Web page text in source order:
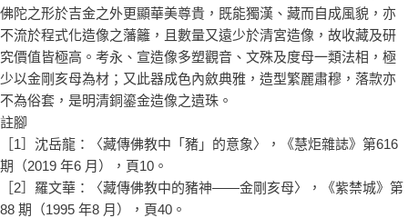
佛陀之形於吉金之外更顯華美尊貴，既能獨漢、藏而自成風貌，亦
不流於程式化造像之藩籬，且數量又遠少於清宮造像，故收藏及研
究價值皆極高。考永、宣造像多塑觀音、文殊及度母一類法相，極
少以金剛亥母為材；又此器成色內斂典雅，造型繁麗肅穆，落款亦
不為俗套，是明清銅鎏金造像之遺珠。
註腳
［1］沈岳龍：〈藏傳佛教中「豬」的意象〉，《慧炬雜誌》第616
期（2019 年6 月），頁10。
［2］羅文華：〈藏傳佛教中的豬神——金剛亥母〉，《紫禁城》第
88 期（1995 年8 月），頁40。